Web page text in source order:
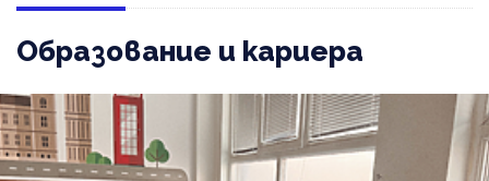
Образование и кариера